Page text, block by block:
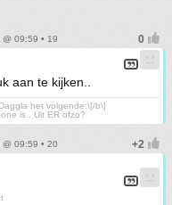
09:59 • 19
aan te kijken..
het volgende:\[/b\]
is.. Uit ER ofzo?
09:59 • 20